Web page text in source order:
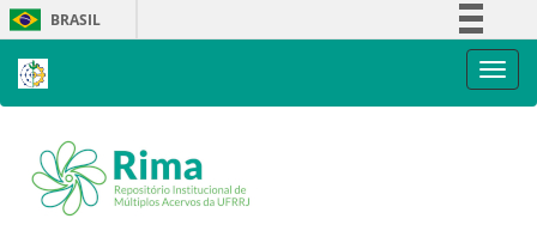
Skip
navigation
BRASIL